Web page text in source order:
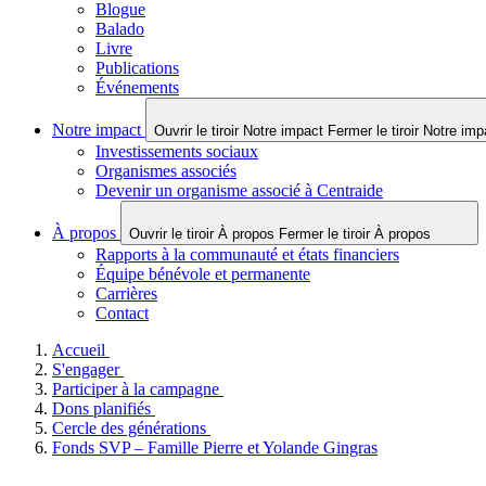
Blogue
Balado
Livre
Publications
Événements
Notre impact Ouvrir le tiroir Notre impact Fermer le tiroir Notre
Investissements sociaux
Organismes associés
Devenir un organisme associé à Centraide
À propos Ouvrir le tiroir À propos Fermer le tiroir À propos
Rapports à la communauté et états financiers
Équipe bénévole et permanente
Carrières
Contact
Accueil
S'engager
Participer à la campagne
Dons planifiés
Cercle des générations
Fonds SVP – Famille Pierre et Yolande Gingras